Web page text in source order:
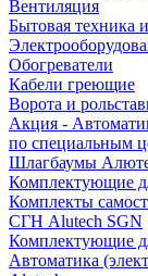
Вентиляция
Бытовая техника
Обогреватели
Кабели греющие
Ворота и
Акция -
по специальным
Шлагбаумы
Комплектующие
Комплекты
СГН Alutech SGN
Комплектующие
Автоматика